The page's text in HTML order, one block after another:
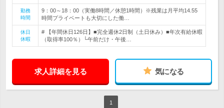
勤務
時間
9：00～18：00（実働8時間／休憩1時間）※残業は月平均14.55
時間プライベートも大切にした働…
休日
休暇
# 【年間休日126日】■完全週休2日制（土日休み）■年次有給休暇
（取得率100％）└午前だけ・午後…
求人詳細を見る 気になる
1